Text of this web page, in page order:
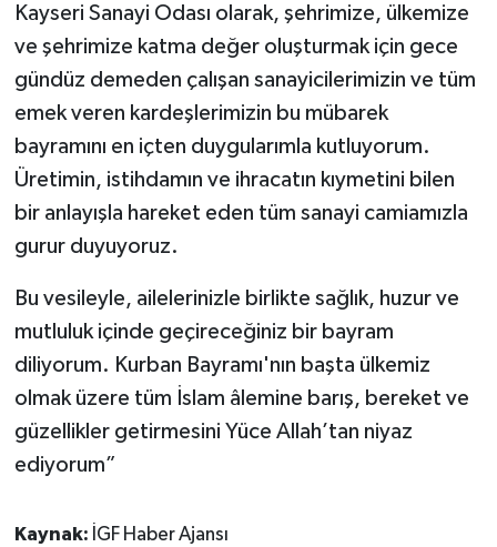
Kayseri Sanayi Odası olarak, şehrimize, ülkemize
ve şehrimize katma değer oluşturmak için gece
gündüz demeden çalışan sanayicilerimizin ve tüm
emek veren kardeşlerimizin bu mübarek
bayramını en içten duygularımla kutluyorum.
Üretimin, istihdamın ve ihracatın kıymetini bilen
bir anlayışla hareket eden tüm sanayi camiamızla
gurur duyuyoruz.
Bu vesileyle, ailelerinizle birlikte sağlık, huzur ve
mutluluk içinde geçireceğiniz bir bayram
diliyorum. Kurban Bayramı'nın başta ülkemiz
olmak üzere tüm İslam âlemine barış, bereket ve
güzellikler getirmesini Yüce Allah’tan niyaz
ediyorum”
Kaynak: İGF Haber Ajansı